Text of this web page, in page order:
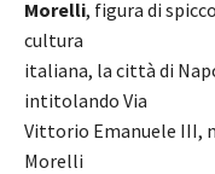
Morelli, figura di
cultura
italiana, la città di
intitolando Via
Vittorio Emanuele III,
Morelli